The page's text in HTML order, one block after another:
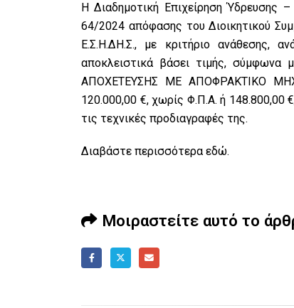
Η Διαδημοτική Επιχείρηση Ύδρευσης
64/2024 απόφασης του Διοικητικού
Ε.Σ.Η.ΔΗ.Σ., με κριτήριο ανάθεσης,
αποκλειστικά βάσει τιμής,
ΑΠΟΧΕΤΕΥΣΗΣ ΜΕ ΑΠΟΦΡΑΚΤΙΚΟ
120.000,00 €, χωρίς Φ.Π.Α. ή 148.800,00
τις τεχνικές προδιαγραφές της.
Διαβάστε περισσότεραεδώ.
Μοιραστείτε αυτό το